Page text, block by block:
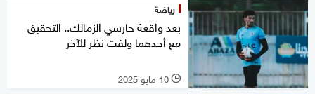
رياضة
بعد واقعة حارسي الزمالك.. التحقيق
مع أحدهما ولفت نظر للآخر
l 10 مايو 2025